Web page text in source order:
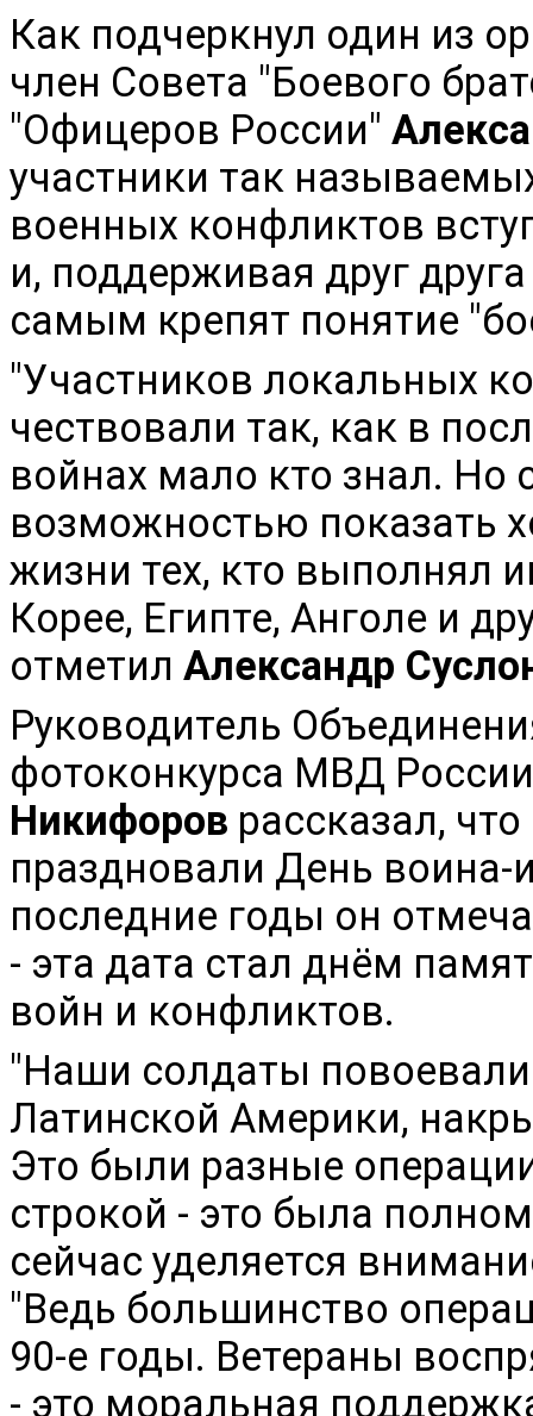
Как подчеркнул один из
член Совета "Боевого
"Офицеров России"
участники так
военных конфликтов
и, поддерживая друг
самым крепят понятие
"Участников локальных
чествовали так, как в
войнах мало кто знал. Но
возможностью показать
жизни тех, кто выполнял
Корее, Египте, Анголе и
отметил Александр
Руководитель
фотоконкурса МВД
Никифоров рассказал,
праздновали День воина-
последние годы он
- эта дата стал днём
войн и конфликтов.
"Наши солдаты
Латинской Америки,
Это были разные
строкой - это была
сейчас уделяется
"Ведь большинство
90-е годы. Ветераны
- это моральная